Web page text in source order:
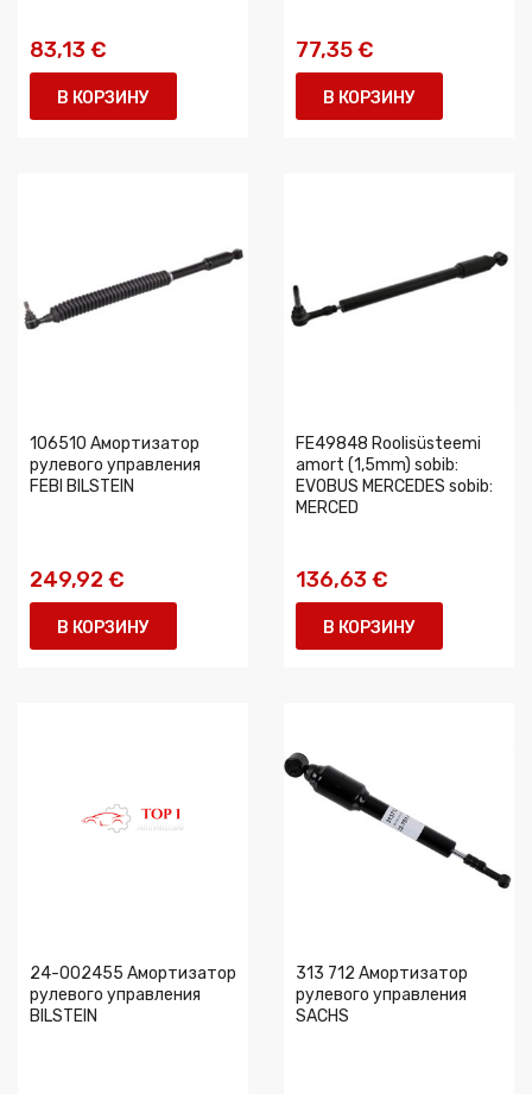
83,13 €
В КОРЗИНУ
77,35 €
В КОРЗИНУ
106510 Амортизатор
рулевого управления
FEBI BILSTEIN
249,92 €
В КОРЗИНУ
FE49848 Roolisüsteemi
amort (1,5mm) sobib:
EVOBUS MERCEDES sobib:
MERCED
136,63 €
В КОРЗИНУ
24-002455 Амортизатор
рулевого управления
BILSTEIN
313 712 Амортизатор
рулевого управления
SACHS